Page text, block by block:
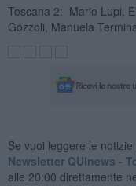
Toscana 2: Mario Lupi,
Gozzoli, Manuela
Se vuoi leggere le
Newsletter QUInews -
alle 20:00 direttamente